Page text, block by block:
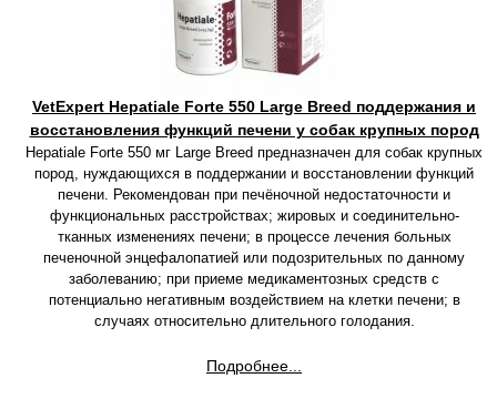
VetExpert Hepatiale Forte 550 Large Breed поддержания и
восстановления функций печени у собак крупных пород
Hepatiale Forte 550 мг Large Breed предназначен для собак крупных
пород, нуждающихся в поддержании и восстановлении функций
печени. Рекомендован при печёночной недостаточности и
функциональных расстройствах; жировых и соединительно-
тканных изменениях печени; в процессе лечения больных
печеночной энцефалопатией или подозрительных по данному
заболеванию; при приеме медикаментозных средств с
потенциально негативным воздействием на клетки печени; в
случаях относительно длительного голодания.
Подробнее...